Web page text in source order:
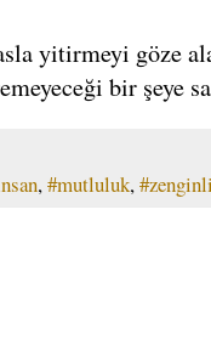
yitirmeyi göze
bir şeye
, #mutluluk,